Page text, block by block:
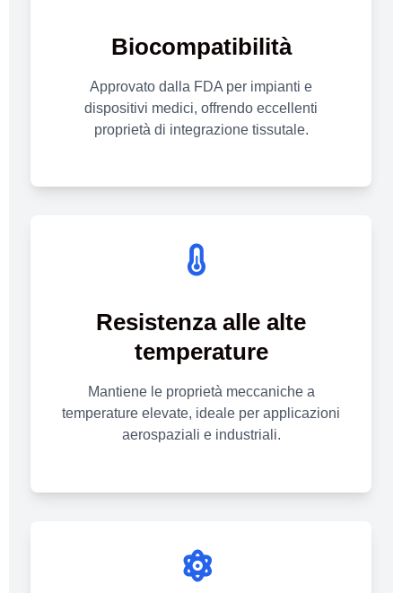
Biocompatibilità
Approvato dalla FDA per impianti e
dispositivi medici, offrendo eccellenti
proprietà di integrazione tissutale.
Resistenza alle alte
temperature
Mantiene le proprietà meccaniche a
temperature elevate, ideale per applicazioni
aerospaziali e industriali.